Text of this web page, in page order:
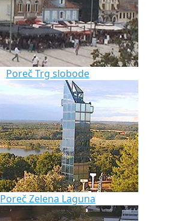
Poreč Trg slobode
Poreč Zelena Laguna